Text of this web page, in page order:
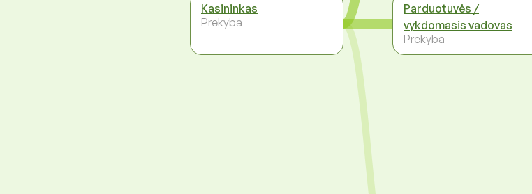
Kasininkas
Prekyba
Parduotuvės /
vykdomasis vadovas
Prekyba